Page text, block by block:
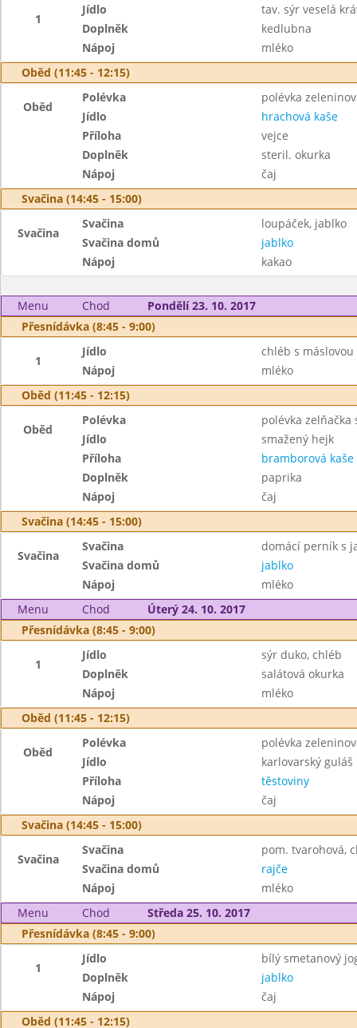
1
Jídlo
tav. sýr veselá
Doplněk
kedlubna
Nápoj
mléko
Oběd (11:45 - 12:15)
Oběd
Polévka
polévka
Jídlo
hrachová kaše
Příloha
vejce
Doplněk
steril. okurka
Nápoj
čaj
Svačina (14:45 - 15:00)
Svačina
Svačina
loupáček, jablko
Svačina domů
jablko
Nápoj
kakao
Menu Chod
Pondělí 23. 10. 2017
Přesnídávka (8:45 - 9:00)
1
Jídlo
chléb s
Nápoj
mléko
Oběd (11:45 - 12:15)
Oběd
Polévka
polévka
Jídlo
smažený hejk
Příloha
bramborová kaše
Doplněk
paprika
Nápoj
čaj
Svačina (14:45 - 15:00)
Svačina
Svačina
domácí perník s
Svačina domů
jablko
Nápoj
mléko
Menu
Chod
Úterý 24. 10. 2017
Přesnídávka (8:45 - 9:00)
1
Jídlo
sýr duko, chléb
Doplněk
salátová okurka
Nápoj
mléko
Oběd (11:45 - 12:15)
Oběd
Polévka
polévka
Jídlo
karlovarský guláš
Příloha
těstoviny
Nápoj
čaj
Svačina (14:45 - 15:00)
Svačina
Svačina
pom. tvarohová,
Svačina domů
rajče
Nápoj
mléko
Menu
Chod
Středa 25. 10. 2017
Přesnídávka (8:45 - 9:00)
1
Jídlo
bílý smetanový
Doplněk
jablko
Nápoj
čaj
Oběd (11:45 - 12:15)